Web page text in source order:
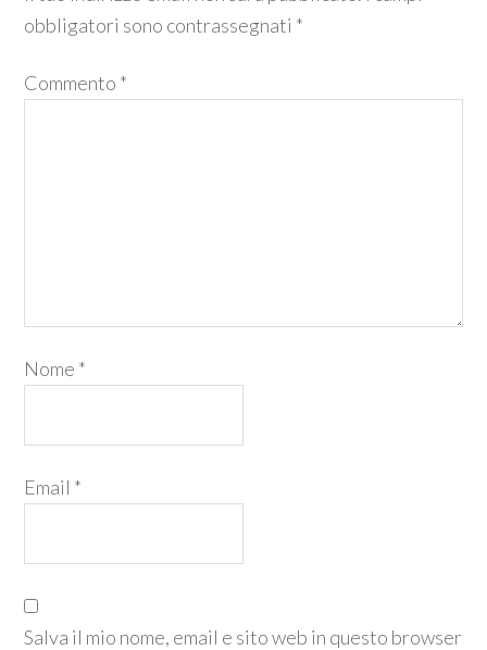
obbligatori sono contrassegnati *
Commento *
Nome *
Email *
Salva il mio nome, email e sito web in questo browser